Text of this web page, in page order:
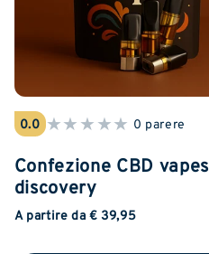
0.0 ★★★★★ 0 parere
Confezione CBD vapes
discovery
A partire da € 39,95